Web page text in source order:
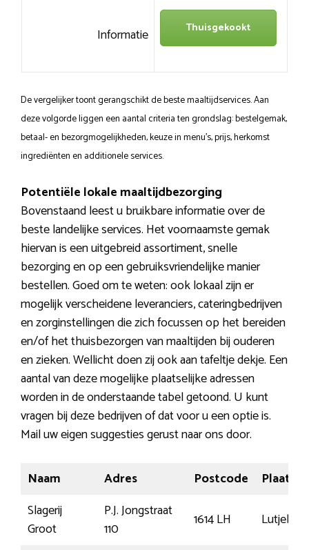
Informatie Thuisgekookt
De vergelijker toont gerangschikt de beste maaltijdservices. Aan
deze volgorde liggen een aantal criteria ten grondslag: bestelgemak,
betaal- en bezorgmogelijkheden, keuze in menu’s, prijs, herkomst
ingrediënten en additionele services.
Potentiële lokale maaltijdbezorging
Bovenstaand leest u bruikbare informatie over de
beste landelijke services. Het voornaamste gemak
hiervan is een uitgebreid assortiment, snelle
bezorging en op een gebruiksvriendelijke manier
bestellen. Goed om te weten: ook lokaal zijn er
mogelijk verscheidene leveranciers, cateringbedrijven
en zorginstellingen die zich focussen op het bereiden
en/of het thuisbezorgen van maaltijden bij ouderen
en zieken. Wellicht doen zij ook aan tafeltje dekje. Een
aantal van deze mogelijke plaatselijke adressen
worden in de onderstaande tabel getoond. U kunt
vragen bij deze bedrijven of dat voor u een optie is.
Mail uw eigen suggesties gerust naar ons door.
Naam Adres Postcode
Plaats
Slagerij
Groot
P.J. Jongstraat
110
1614 LH